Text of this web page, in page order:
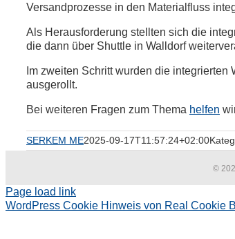
Versandprozesse in den Materialfluss
Als Herausforderung stellten sich die
die dann über Shuttle in Walldorf
Im zweiten Schritt wurden die
ausgerollt.
Bei weiteren Fragen zum Thema helfen
SERKEM ME2025-09-17T11:57:24+02:00
©
Page load link
WordPress Cookie Hinweis von Real Cookie